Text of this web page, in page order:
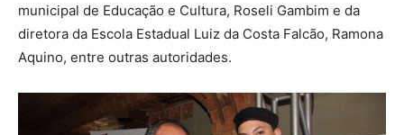
municipal de Educação e Cultura, Roseli Gambim e da
diretora da Escola Estadual Luiz da Costa Falcão, Ramona
Aquino, entre outras autoridades.